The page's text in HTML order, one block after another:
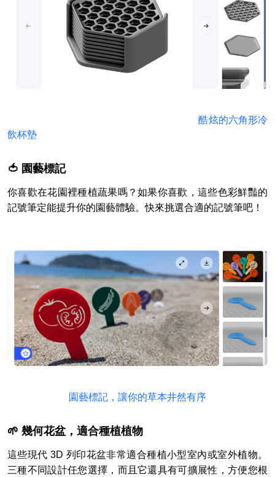
酷炫的六角形冷
飲杯墊
🍅 園藝標記
你喜歡在花園裡種植蔬果嗎？如果你喜歡，這些色彩鮮豔的
記號筆定能提升你的園藝體驗。快來挑選合適的記號筆吧！
園藝標記，讓你的草本井然有序
🌱 幾何花盆，適合種植植物
這些現代 3D 列印花盆非常適合種植小型室內或室外植物。
三種不同設計任您選擇，而且它還具有可擴展性，方便您根